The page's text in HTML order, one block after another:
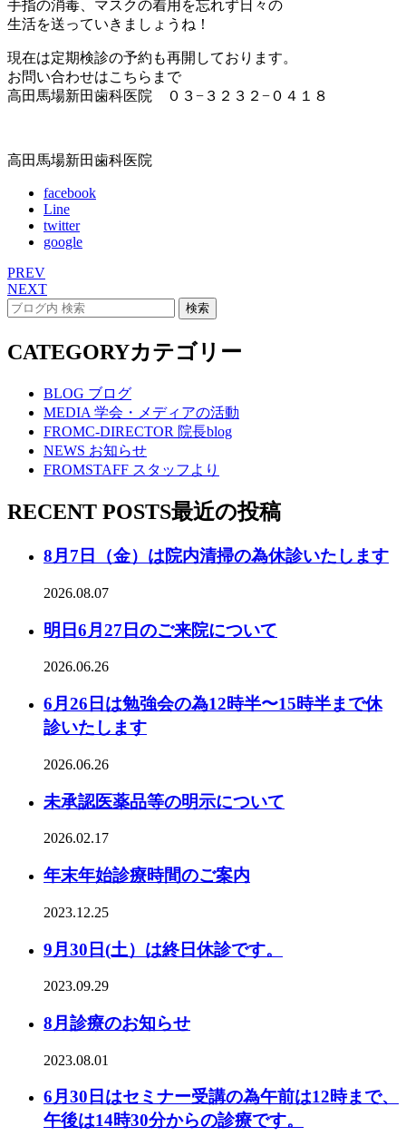
手指の消毒、マスクの着用を忘れず日々の
生活を送っていきましょうね！
現在は定期検診の予約も再開しております。
お問い合わせはこちらまで
高田馬場新田歯科医院 ０３−３２３２−０４１８
高田馬場新田歯科医院
facebook
Line
twitter
google
PREV
NEXT
CATEGORYカテゴリー
BLOG ブログ
MEDIA 学会・メディアの活動
FROMC-DIRECTOR 院長blog
NEWS お知らせ
FROMSTAFF スタッフより
RECENT POSTS最近の投稿
8月7日（金）は院内清掃の為休診いたします
2026.08.07
明日6月27日のご来院について
2026.06.26
6月26日は勉強会の為12時半〜15時半まで休
診いたします
2026.06.26
未承認医薬品等の明示について
2026.02.17
年末年始診療時間のご案内
2023.12.25
9月30日(土）は終日休診です。
2023.09.29
8月診療のお知らせ
2023.08.01
6月30日はセミナー受講の為午前は12時まで、
午後は14時30分からの診療です。